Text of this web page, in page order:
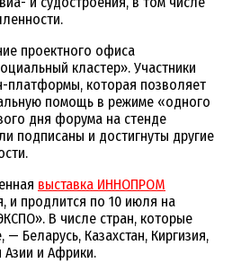
проектного офиса
кластер». Участники
платформы, которая позволяет
помощь в режиме «одного
дня форума на стенде
подписаны и достигнуты другие
выставка ИННОПРОМ
и продлится по 10 июля на
В числе стран, которые
Беларусь, Казахстан, Киргизия,
Азии и Африки.